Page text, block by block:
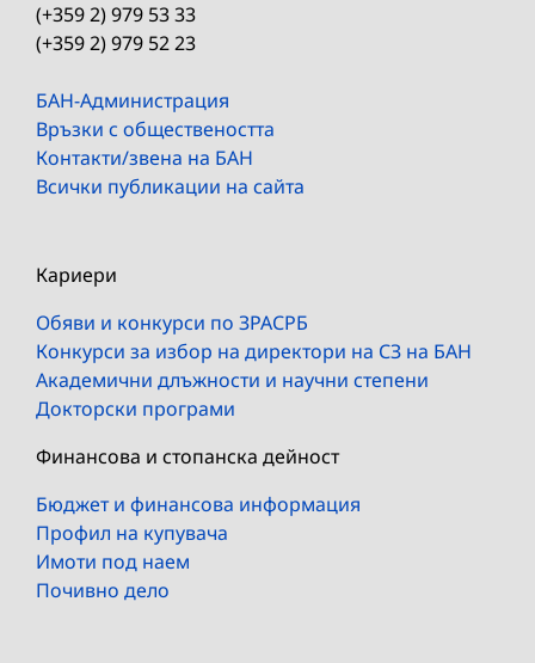
(+359 2) 979 53 33
(+359 2) 979 52 23
БАН-Администрация
Връзки с обществеността
Контакти/звена на БАН
Всички публикации на сайта
Кариери
Обяви и конкурси по ЗРАСРБ
Конкурси за избор на директори на СЗ на БАН
Академични длъжности и научни степени
Докторски програми
Финансова и стопанска дейност
Бюджет и финансова информация
Профил на купувача
Имоти под наем
Почивно дело